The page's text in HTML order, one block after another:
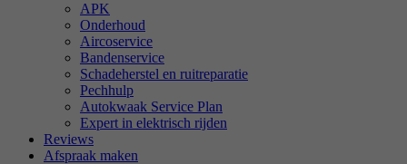
APK
Onderhoud
Aircoservice
Bandenservice
Schadeherstel en ruitreparatie
Pechhulp
Autokwaak Service Plan
Expert in elektrisch rijden
Reviews
Afspraak maken